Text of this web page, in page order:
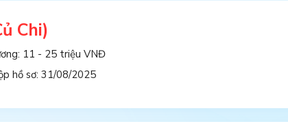
Chi)
11 - 25 triệu VNĐ
hồ sơ: 31/08/2025